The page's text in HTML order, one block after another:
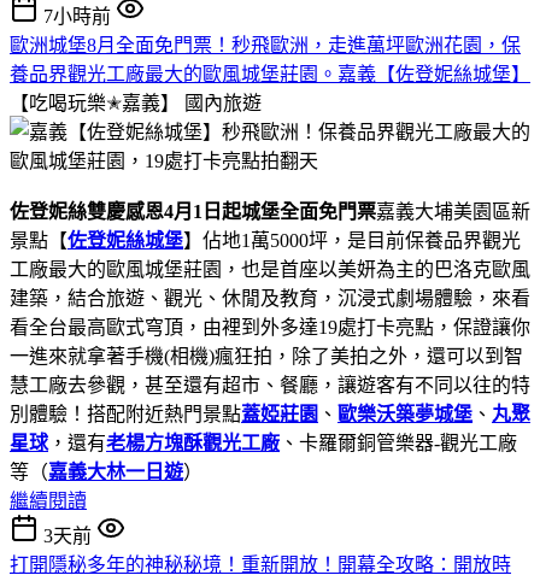
7小時前
歐洲城堡8月全面免門票！秒飛歐洲，走進萬坪歐洲花園，保
養品界觀光工廠最大的歐風城堡莊園。嘉義【佐登妮絲城堡】
【吃喝玩樂✭嘉義】
國內旅遊
佐登妮絲雙慶感恩4月1日起城堡全面免門票嘉義大埔美園區新
景點【佐登妮絲城堡】佔地1萬5000坪，是目前保養品界觀光
工廠最大的歐風城堡莊園，也是首座以美妍為主的巴洛克歐風
建築，結合旅遊、觀光、休閒及教育，沉浸式劇場體驗，來看
看全台最高歐式穹頂，由裡到外多達19處打卡亮點，保證讓你
一進來就拿著手機(相機)瘋狂拍，除了美拍之外，還可以到智
慧工廠去參觀，甚至還有超市、餐廳，讓遊客有不同以往的特
別體驗！搭配附近熱門景點蓋婭莊園 、 歐樂沃築夢城堡 、 丸聚
星球 ，還有老楊方塊酥觀光工廠 、卡羅爾銅管樂器-觀光工廠
等（嘉義大林一日遊）
繼續閱讀
3天前
打開隱秘多年的神秘秘境！重新開放！開幕全攻略：開放時